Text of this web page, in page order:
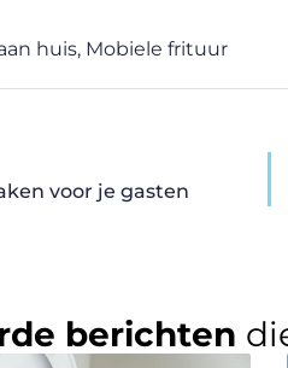
huis, Mobiele frituur
voor je gasten
berichten